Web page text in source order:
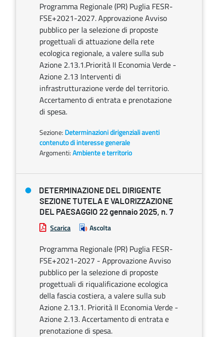
Programma Regionale (PR) Puglia FESR-
FSE+2021-2027. Approvazione Avviso
pubblico per la selezione di proposte
progettuali di attuazione della rete
ecologica regionale, a valere sulla sub
Azione 2.13.1.Priorità II Economia Verde -
Azione 2.13 Interventi di
infrastrutturazione verde del territorio.
Accertamento di entrata e prenotazione
di spesa.
Sezione: Determinazioni dirigenziali aventi
contenuto di interesse generale
Argomenti:Ambiente e territorio
DETERMINAZIONE DEL DIRIGENTE
SEZIONE TUTELA E VALORIZZAZIONE
DEL PAESAGGIO 22 gennaio 2025, n. 7
Scarica Ascolta
Programma Regionale (PR) Puglia FESR-
FSE+2021-2027 - Approvazione Avviso
pubblico per la selezione di proposte
progettuali di riqualificazione ecologica
della fascia costiera, a valere sulla sub
Azione 2.13.1. Priorità II Economia Verde -
Azione 2.13. Accertamento di entrata e
prenotazione di spesa.